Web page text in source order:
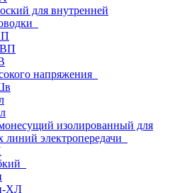
для внутренней
напряжения
изолированный для
линий электропередачи
ХЛ